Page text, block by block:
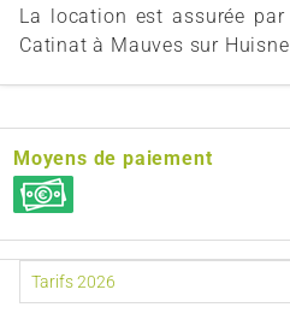
La location est assurée par
Catinat à Mauves sur Huisne
Moyens de paiement